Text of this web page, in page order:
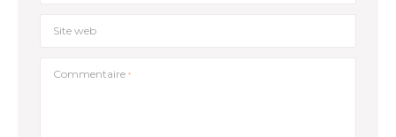
Site web
Commentaire *